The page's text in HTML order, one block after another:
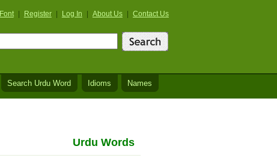
Register Log In About Us Contact Us
Search Urdu Word Idioms Names
Urdu Words